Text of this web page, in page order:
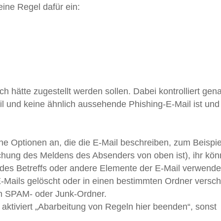
Regel dafür ein:
hätte zugestellt werden sollen. Dabei kontrolliert
und keine ähnlich aussehende Phishing-E-Mail ist
Optionen an, die die E-Mail beschreiben, zum
des Meldens des Absenders von oben ist), ihr
Betreffs oder andere Elemente der E-Mail
gelöscht oder in einen bestimmten Ordner
SPAM- oder Junk-Ordner.
„Abarbeitung von Regeln hier beenden“, sonst